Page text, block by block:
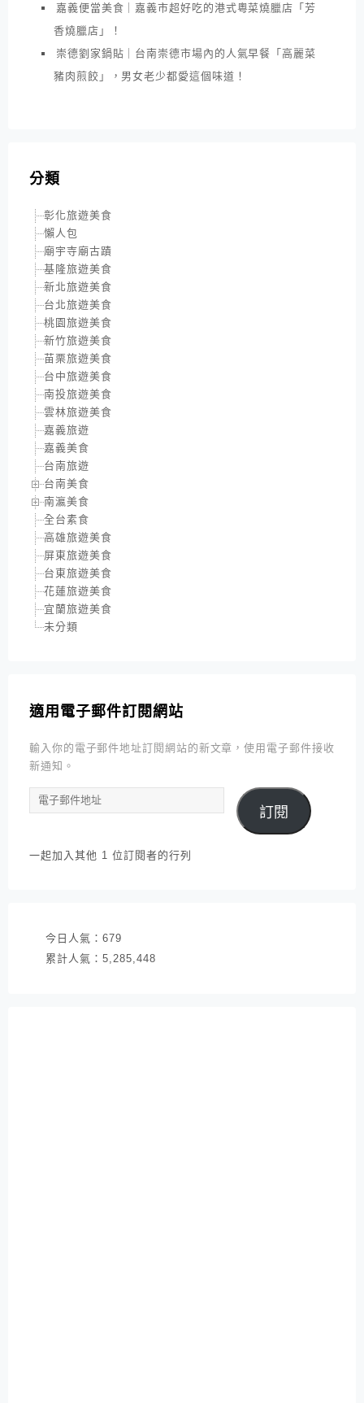
嘉義便當美食｜嘉義市超好吃的港式粵菜燒臘店「芳
香燒臘店」！
崇德劉家鍋貼｜台南崇德市場內的人氣早餐「高麗菜
豬肉煎餃」，男女老少都愛這個味道！
分類
彰化旅遊美食
懶人包
廟宇寺廟古蹟
基隆旅遊美食
新北旅遊美食
台北旅遊美食
桃園旅遊美食
新竹旅遊美食
苗栗旅遊美食
台中旅遊美食
南投旅遊美食
雲林旅遊美食
嘉義旅遊
嘉義美食
台南旅遊
台南美食
南瀛美食
全台素食
高雄旅遊美食
屏東旅遊美食
台東旅遊美食
花蓮旅遊美食
宜蘭旅遊美食
未分類
適用電子郵件訂閱網站
輸入你的電子郵件地址訂閱網站的新文章，使用電子郵件接收
新通知。
電
子
件
訂閱
一起加入其他 1 位訂閱者的行列
今日人氣： 679
累計人氣： 5,285,448